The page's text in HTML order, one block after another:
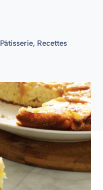
Pâtisserie, Recettes